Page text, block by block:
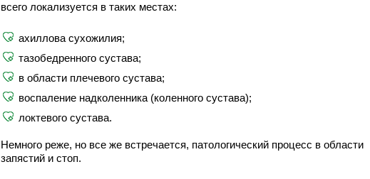
всего локализуется в таких местах:
ахиллова сухожилия;
тазобедренного сустава;
в области плечевого сустава;
воспаление надколенника (коленного сустава);
локтевого сустава.
Немного реже, но все же встречается, патологический процесс в области
запястий и стоп.